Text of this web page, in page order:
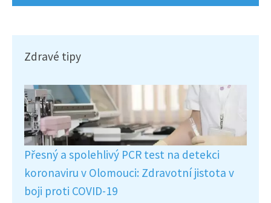
Zdravé tipy
Přesný a spolehlivý PCR test na detekci
koronaviru v Olomouci: Zdravotní jistota v
boji proti COVID-19